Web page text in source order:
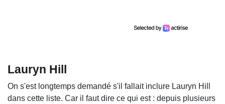
Lauryn Hill
On s'est longtemps demandé s'il fallait inclure Lauryn Hill
dans cette liste. Car il faut dire ce qui est : depuis plusieurs